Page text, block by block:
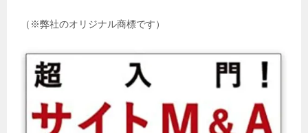
（※弊社のオリジナル商標です）